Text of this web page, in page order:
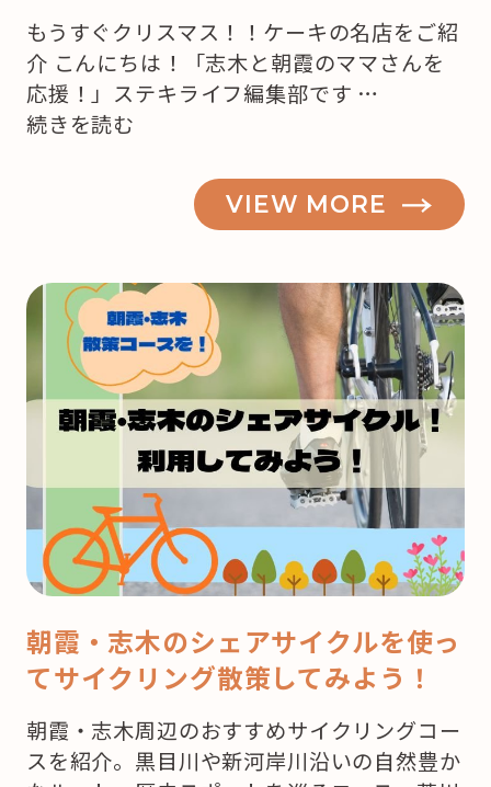
もうすぐクリスマス！！ケーキの名店をご紹
介 こんにちは！「志木と朝霞のママさんを
応援！」ステキライフ編集部です …
“【志
う
来
月
ク
マ
ス！
ど
こ
ケ
ー
を
買
続きを読む
VIEW MORE
朝霞・志木のシェアサイクルを使っ
てサイクリング散策してみよう！
朝霞・志木周辺のおすすめサイクリングコー
スを紹介。黒目川や新河岸川沿いの自然豊か